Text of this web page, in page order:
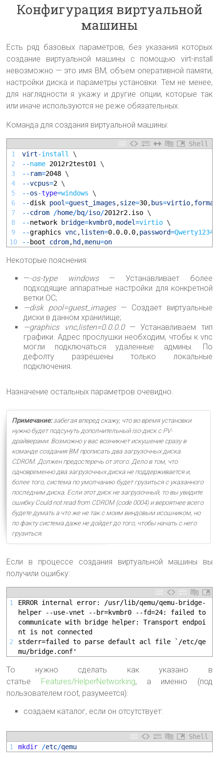
Конфигурация виртуальной
машины
Есть ряд базовых параметров, без указания которых
создание виртуальной машины с помощью virt-install
невозможно — это имя ВМ, объем оперативной памяти,
настройки диска и параметры установки. Тем не менее,
для наглядности я укажу и другие опции, которые так
или иначе используются не реже обязательных.
Команда для создания виртуальной машины:
Shell
1
2
3
4
5
6
7
8
9
10
virt-install
\
--name 2012r2test01
\
-- ram=2048 \
--vcpus=2 \
--os-type=windows
\
--disk pool=guest_images ,size=30, bus=virtio,format
--cdrom /home/bq/iso/2012r2.iso \
--network bridge=kvmbr0,model=virtio \
--graphics vnc,listen=0.0.0.0,password=Qwerty1234
-- boot cdrom, hd ,menu=on
Некоторые пояснения:
—-os-type windows— Устанавливает более
подходящие аппаратные настройки для конкретной
ветки ОС;
—disk pool=guest_images— Создает виртуальные
диски в данном хранилище;
—graphics vnc,listen=0.0.0.0— Устанавливаем тип
графики. Адрес прослушки необходим, чтобы к vnc
могли подключаться удаленные админы. По
дефолту разрешены только локальные
подключения.
Назначение остальных параметров очевидно.
Примечание:забегая вперед скажу, что во время установки
нужно будет подсунуть дополнительный iso-диск с PV-
драйверами. Возможно у вас возникнет искушение сразу в
команде создания ВМ прописать два загрузочных диска
CDROM. Должен предостеречь от этого. Дело в том, что
одновременно два загрузочных диска не поддерживается и,
более того, система по умолчанию будет грузиться с указанного
последним диска. Если этот диск не загрузочный, то вы увидите
ошибку Could not read from CDROM (code 0004) и вероятнее всего
будете думать а что же не так с моим виндовым исошником, но
по факту система даже не дойдет до того, чтобы начать с него
грузиться.
Если в процессе создания виртуальной машины вы
получили ошибку:
1
2
ERROR internal error: /usr/lib/qemu/qemu-bridge-
helper --use-vnet --br=kvmbr0 --fd=24: failed to
communicate with bridge helper: Transport endpoi
nt is not connected
stderr=failed to parse default acl file `/etc/qe
mu/bridge.conf'
То нужно сделать как указано в
статье Features/HelperNetworking, а именно (под
пользователем root, разумеется):
создаем каталог, если он отсутствует:
Shell
1
mkdir /etc/qemu